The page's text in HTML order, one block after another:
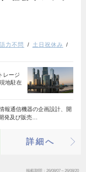
力不問
土日祝休み
レージ
地駐在
報通信機器の企画設計、開
発及び販売…
詳細へ
掲載期間 26/08/07～26/08/20